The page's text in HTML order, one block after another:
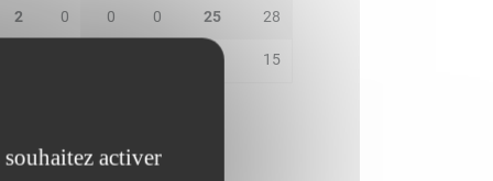
2 0 0 0 25 28
15
activer